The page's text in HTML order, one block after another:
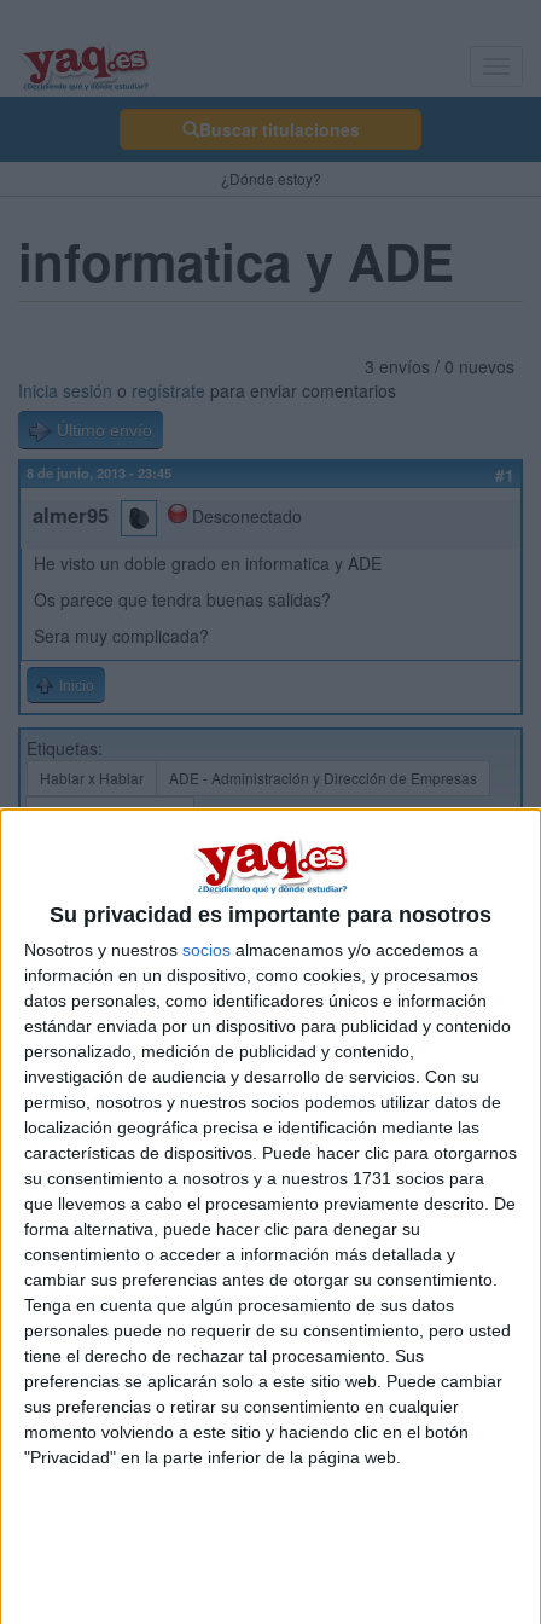
Su privacidad es importante para nosotros
Nosotros y nuestros socios almacenamos y/o accedemos a
información en un dispositivo, como cookies, y procesamos
datos personales, como identificadores únicos e información
estándar enviada por un dispositivo para publicidad y contenido
personalizado, medición de publicidad y contenido,
investigación de audiencia y desarrollo de servicios. Con su
permiso, nosotros y nuestros socios podemos utilizar datos de
localización geográfica precisa e identificación mediante las
características de dispositivos. Puede hacer clic para otorgarnos
su consentimiento a nosotros y a nuestros 1731 socios para
que llevemos a cabo el procesamiento previamente descrito. De
forma alternativa, puede hacer clic para denegar su
consentimiento o acceder a información más detallada y
cambiar sus preferencias antes de otorgar su consentimiento.
Tenga en cuenta que algún procesamiento de sus datos
personales puede no requerir de su consentimiento, pero usted
tiene el derecho de rechazar tal procesamiento. Sus
preferencias se aplicarán solo a este sitio web. Puede cambiar
sus preferencias o retirar su consentimiento en cualquier
momento volviendo a este sitio y haciendo clic en el botón
"Privacidad" en la parte inferior de la página web.
Buscar titulaciones
¿Dónde estoy?
informatica y ADE
3 envíos / 0 nuevos
Inicia sesión o regístrate para enviar comentarios
Último envío
8 de junio, 2013 - 23:45 #1
almer95
Desconectado
He visto un doble grado en informatica y ADE
Os parece que tendra buenas salidas?
Sera muy complicada?
Inicio
Etiquetas:
Hablar x Hablar
ADE - Administración y Dirección de Empresas
Ingeniería Informática
Estudios nombrados en este post
Estudiar ADE - Administración y Dirección de Empresas
Estudiar Ingeniería Informática